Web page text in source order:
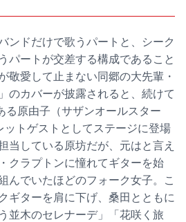
ンドだけで歌うパートと、シーク
パートが交差する構成であること
敬愛して止まない同郷の大先輩・
のカバーが披露されると、続けて
る原由子（サザンオールスター
ットゲストとしてステージに登場
当している原坊だが、元はと言え
クラプトンに憧れてギターを始
んでいたほどのフォーク女子。こ
ギターを肩に下げ、桑田とともに
並木のセレナーデ」「花咲く旅